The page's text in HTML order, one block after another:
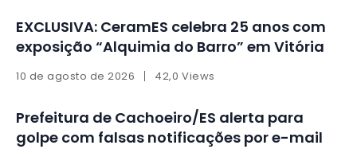
EXCLUSIVA: CeramES celebra 25 anos com
exposição “Alquimia do Barro” em Vitória
10 de agosto de 2026 42,0 Views
Prefeitura de Cachoeiro/ES alerta para
golpe com falsas notificações por e-mail